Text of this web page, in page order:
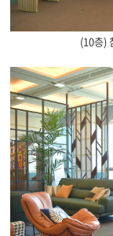
(10층)